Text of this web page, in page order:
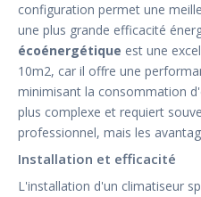
configuration permet une
une plus grande efficacité
écoénergétique est une
10m2, car il offre une
minimisant la consommation
plus complexe et requiert
professionnel, mais les
Installation et efficacité
L'installation d'un climatiseur